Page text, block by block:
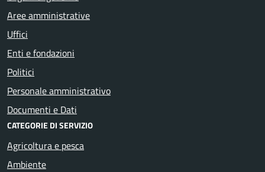
Aree amministrative
Uffici
Enti e fondazioni
Politici
Personale amministrativo
Documenti e Dati
CATEGORIE DI SERVIZIO
Agricoltura e pesca
Ambiente